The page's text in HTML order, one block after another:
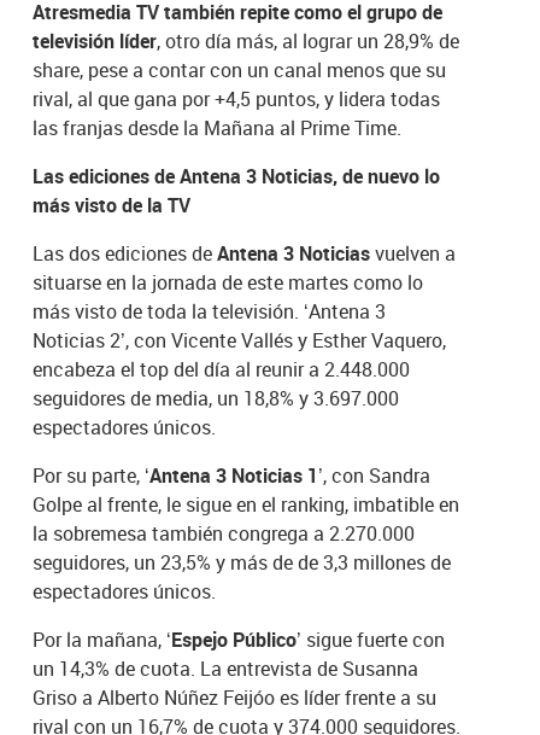
Atresmedia TV también repite como el grupo de
televisión líder, otro día más, al lograr un 28,9% de
share, pese a contar con un canal menos que su
rival, al que gana por +4,5 puntos, y lidera todas
las franjas desde la Mañana al Prime Time.
Las ediciones de Antena 3 Noticias, de nuevo lo
más visto de la TV
Las dos ediciones deAntena 3 Noticiasvuelven a
situarse en la jornada de este martes como lo
más visto de toda la televisión. ‘Antena 3
Noticias 2’, con Vicente Vallés y Esther Vaquero,
encabeza el top del día al reunir a 2.448.000
seguidores de media, un 18,8% y 3.697.000
espectadores únicos.
Por su parte, ‘Antena 3 Noticias 1’, con Sandra
Golpe al frente, le sigue en el ranking, imbatible en
la sobremesa también congrega a 2.270.000
seguidores, un 23,5% y más de de 3,3 millones de
espectadores únicos.
Por la mañana, ‘Espejo Público’ sigue fuerte con
un 14,3% de cuota. La entrevista de Susanna
Griso a Alberto Núñez Feijóo es líder frente a su
rival con un 16,7% de cuota y 374.000 seguidores.